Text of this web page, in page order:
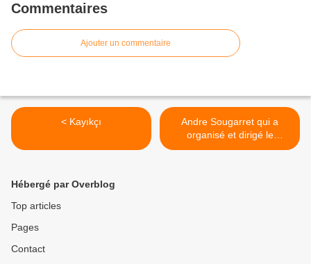
Commentaires
Ajouter un commentaire
< Kayıkçı
Andre Sougarret qui a
organisé et dirigé le
sauvetage des 33 mineurs
Hébergé par Overblog
Top articles
Pages
Contact